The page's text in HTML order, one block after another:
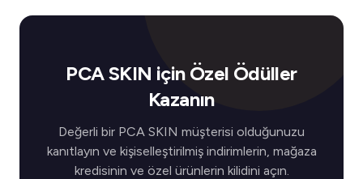
PCA SKIN için Özel Ödüller
Kazanın
Değerli bir PCA SKIN müşterisi olduğunuzu
kanıtlayın ve kişiselleştirilmiş indirimlerin, mağaza
kredisinin ve özel ürünlerin kilidini açın.